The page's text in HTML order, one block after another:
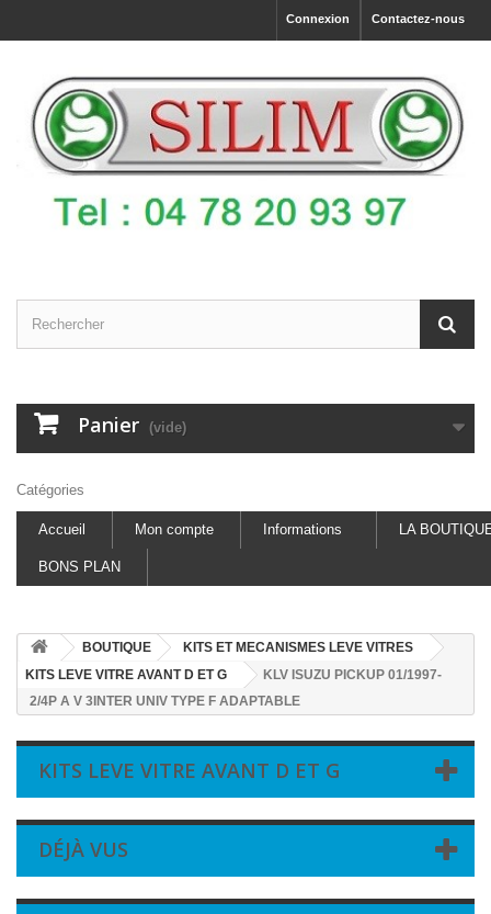
Contactez-nous
Connexion
Panier (vide)
Catégories
Accueil Mon compte Informations LA
BONS PLAN
BOUTIQUE
KITS ET MECANISMES LEVE VITRES
KITS LEVE VITRE AVANT D ET G
KLV ISUZU PICKUP 01/1997-
2/4P A V 3INTER UNIV TYPE F ADAPTABLE
KITS LEVE VITRE AVANT D ET G
DÉJÀ VUS